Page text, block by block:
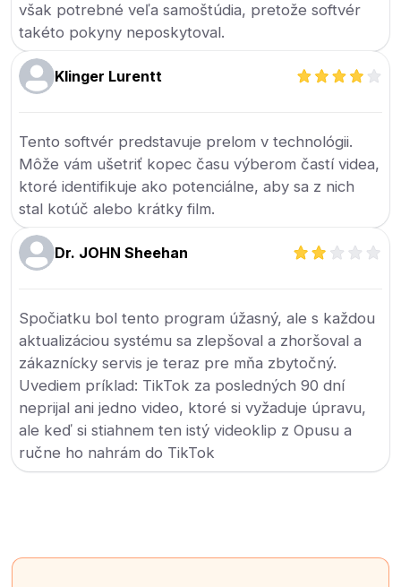
však potrebné veľa samoštúdia, pretože softvér
takéto pokyny neposkytoval.
Klinger Lurentt
Tento softvér predstavuje prelom v technológii.
Môže vám ušetriť kopec času výberom častí videa,
ktoré identifikuje ako potenciálne, aby sa z nich
stal kotúč alebo krátky film.
Dr. JOHN Sheehan
Spočiatku bol tento program úžasný, ale s každou
aktualizáciou systému sa zlepšoval a zhoršoval a
zákaznícky servis je teraz pre mňa zbytočný.
Uvediem príklad: TikTok za posledných 90 dní
neprijal ani jedno video, ktoré si vyžaduje úpravu,
ale keď si stiahnem ten istý videoklip z Opusu a
ručne ho nahrám do TikTok